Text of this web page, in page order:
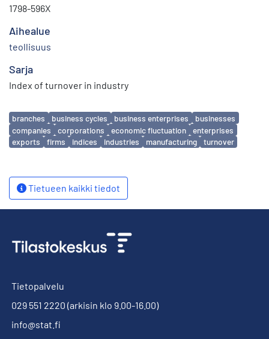
1798-596X
Aihealue
teollisuus
Sarja
Index of turnover in industry
Avainsanat
branches business cycles business enterprises
businesses
companies
corporations economic fluctuation
enterprises
exports
firms indices industries manufacturing turnover
Tietueen kaikki tiedot
Tietopalvelu
029 551 2220 (arkisin klo 9.00-16.00)
info@stat.fi